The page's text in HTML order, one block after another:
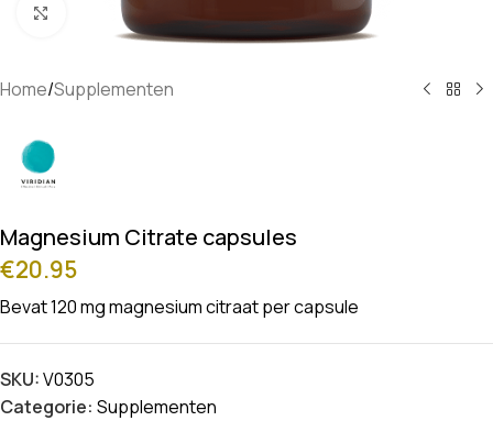
Klik om te vergroten
Home/Supplementen
Magnesium Citrate capsules
€20.95
Bevat 120 mg magnesium citraat per capsule
SKU:V0305
Categorie: Supplementen